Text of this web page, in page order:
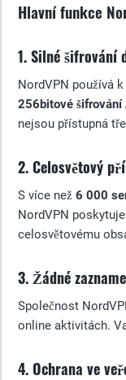
Hlavní funkce
1. Silné šifrování
NordVPN používá
256bitové šifrování
nejsou přístupná
2. Celosvětový
S více než 6 000
NordVPN
celosvětovému
3. Žádné
Společnost
online aktivitách.
4. Ochrana ve